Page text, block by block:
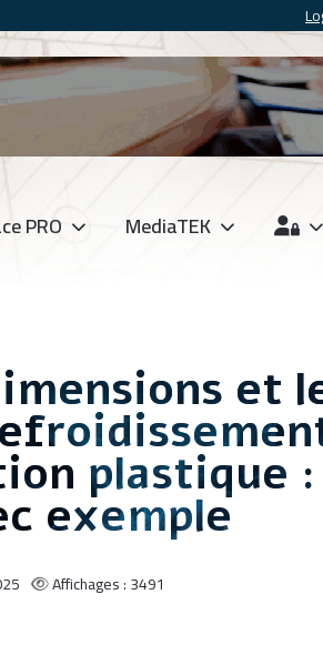
PRO MediaTEK
et
plastique :
exemple
Affichages : 3491